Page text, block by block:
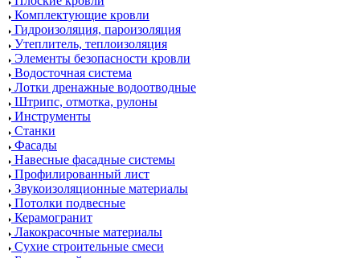
Комплектующие кровли
Гидроизоляция, пароизоляция
Утеплитель, теплоизоляция
Элементы безопасности кровли
Водосточная система
Лотки дренажные водоотводные
Штрипс, отмотка, рулоны
Инструменты
Станки
Фасады
Навесные фасадные системы
Профилированный лист
Звукоизоляционные материалы
Потолки подвесные
Керамогранит
Лакокрасочные материалы
Сухие строительные смеси